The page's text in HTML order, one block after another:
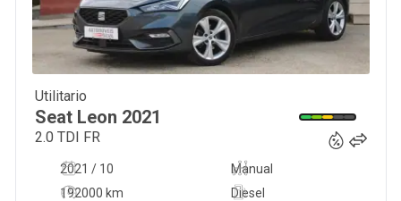
Utilitario
Seat Leon 2021
2.0 TDI FR
2021 / 10
Manual
192000 km
Diesel